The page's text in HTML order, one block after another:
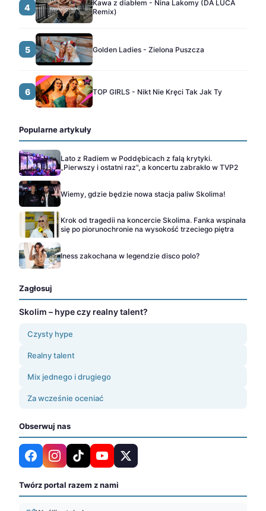
4
Kawa z diabłem - Nina Lakomy (DA LUCA
Remix)
5 Golden Ladies - Zielona Puszcza
6 TOP GIRLS - Nikt Nie Kręci Tak Jak Ty
Popularne artykuły
Lato z Radiem w Poddębicach z falą krytyki.
„Pierwszy i ostatni raz", a koncertu zabrakło w TVP2
Wiemy, gdzie będzie nowa stacja paliw Skolima!
Krok od tragedii na koncercie Skolima. Fanka wspinała
się po piorunochronie na wysokość trzeciego piętra
Iness zakochana w legendzie disco polo?
Zagłosuj
Skolim – hype czy realny talent?
Czysty hype
Realny talent
Mix jednego i drugiego
Za wcześnie oceniać
Obserwuj nas
Twórz portal razem z nami